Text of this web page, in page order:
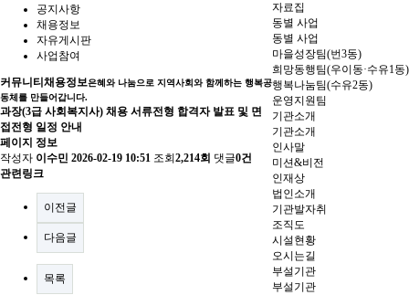
자료집
동별 사업
동별 사업
마을성장팀(번3동)
희망동행팀(우이동·수유1동)
행복나눔팀(수유2동)
운영지원팀
기관소개
기관소개
인사말
미션&비전
인재상
법인소개
기관발자취
조직도
시설현황
오시는길
부설기관
부설기관
공지사항
채용정보
자유게시판
사업참여
커뮤니티 채용정보은혜와 나눔으로 지역사회와 함께하는 행복공
동체를 만들어갑니다.
과장(3급 사회복지사) 채용 서류전형 합격자 발표 및 면
접전형 일정 안내
페이지 정보
작성자 이수민 2026-02-19 10:51 조회 2,214회 댓글0건
관련링크
이전글
다음글
목록